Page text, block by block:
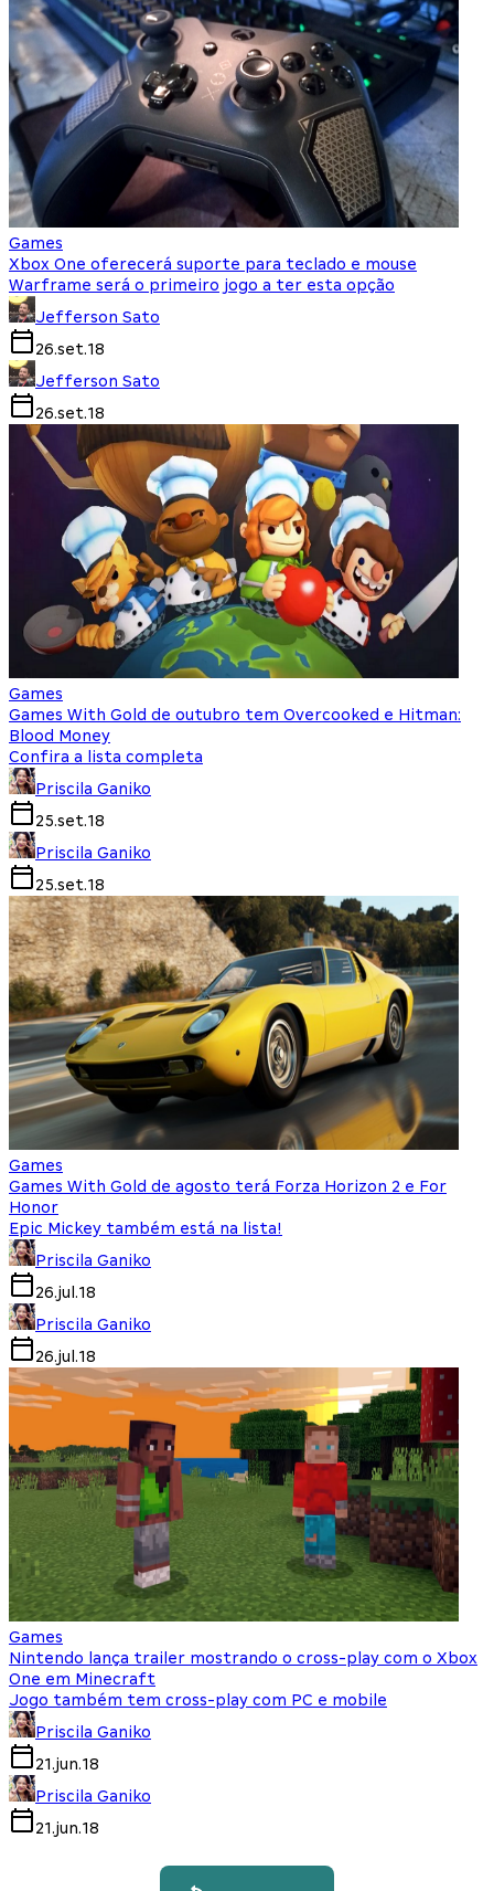
Games
Xbox One oferecerá suporte para teclado e mouse
Warframe será o primeiro jogo a ter esta opção
Jefferson Sato
26.set.18
Jefferson Sato
26.set.18
Games
Games With Gold de outubro tem Overcooked e Hitman:
Blood Money
Confira a lista completa
Priscila Ganiko
25.set.18
Priscila Ganiko
25.set.18
Games
Games With Gold de agosto terá Forza Horizon 2 e For
Honor
Epic Mickey também está na lista!
Priscila Ganiko
26.jul.18
Priscila Ganiko
26.jul.18
Games
Nintendo lança trailer mostrando o cross-play com o Xbox
One em Minecraft
Jogo também tem cross-play com PC e mobile
Priscila Ganiko
21.jun.18
Priscila Ganiko
21.jun.18